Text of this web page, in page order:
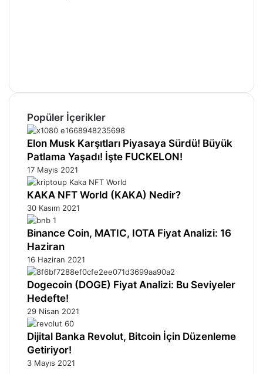
Popüler İçerikler
Elon Musk Karşıtları Piyasaya Sürdü! Büyük
Patlama Yaşadı! İşte FUCKELON!
17 Mayıs 2021
KAKA NFT World (KAKA) Nedir?
30 Kasım 2021
Binance Coin, MATIC, IOTA Fiyat Analizi: 16
Haziran
16 Haziran 2021
Dogecoin (DOGE) Fiyat Analizi: Bu Seviyeler
Hedefte!
29 Nisan 2021
Dijital Banka Revolut, Bitcoin İçin Düzenleme
Getiriyor!
3 Mayıs 2021